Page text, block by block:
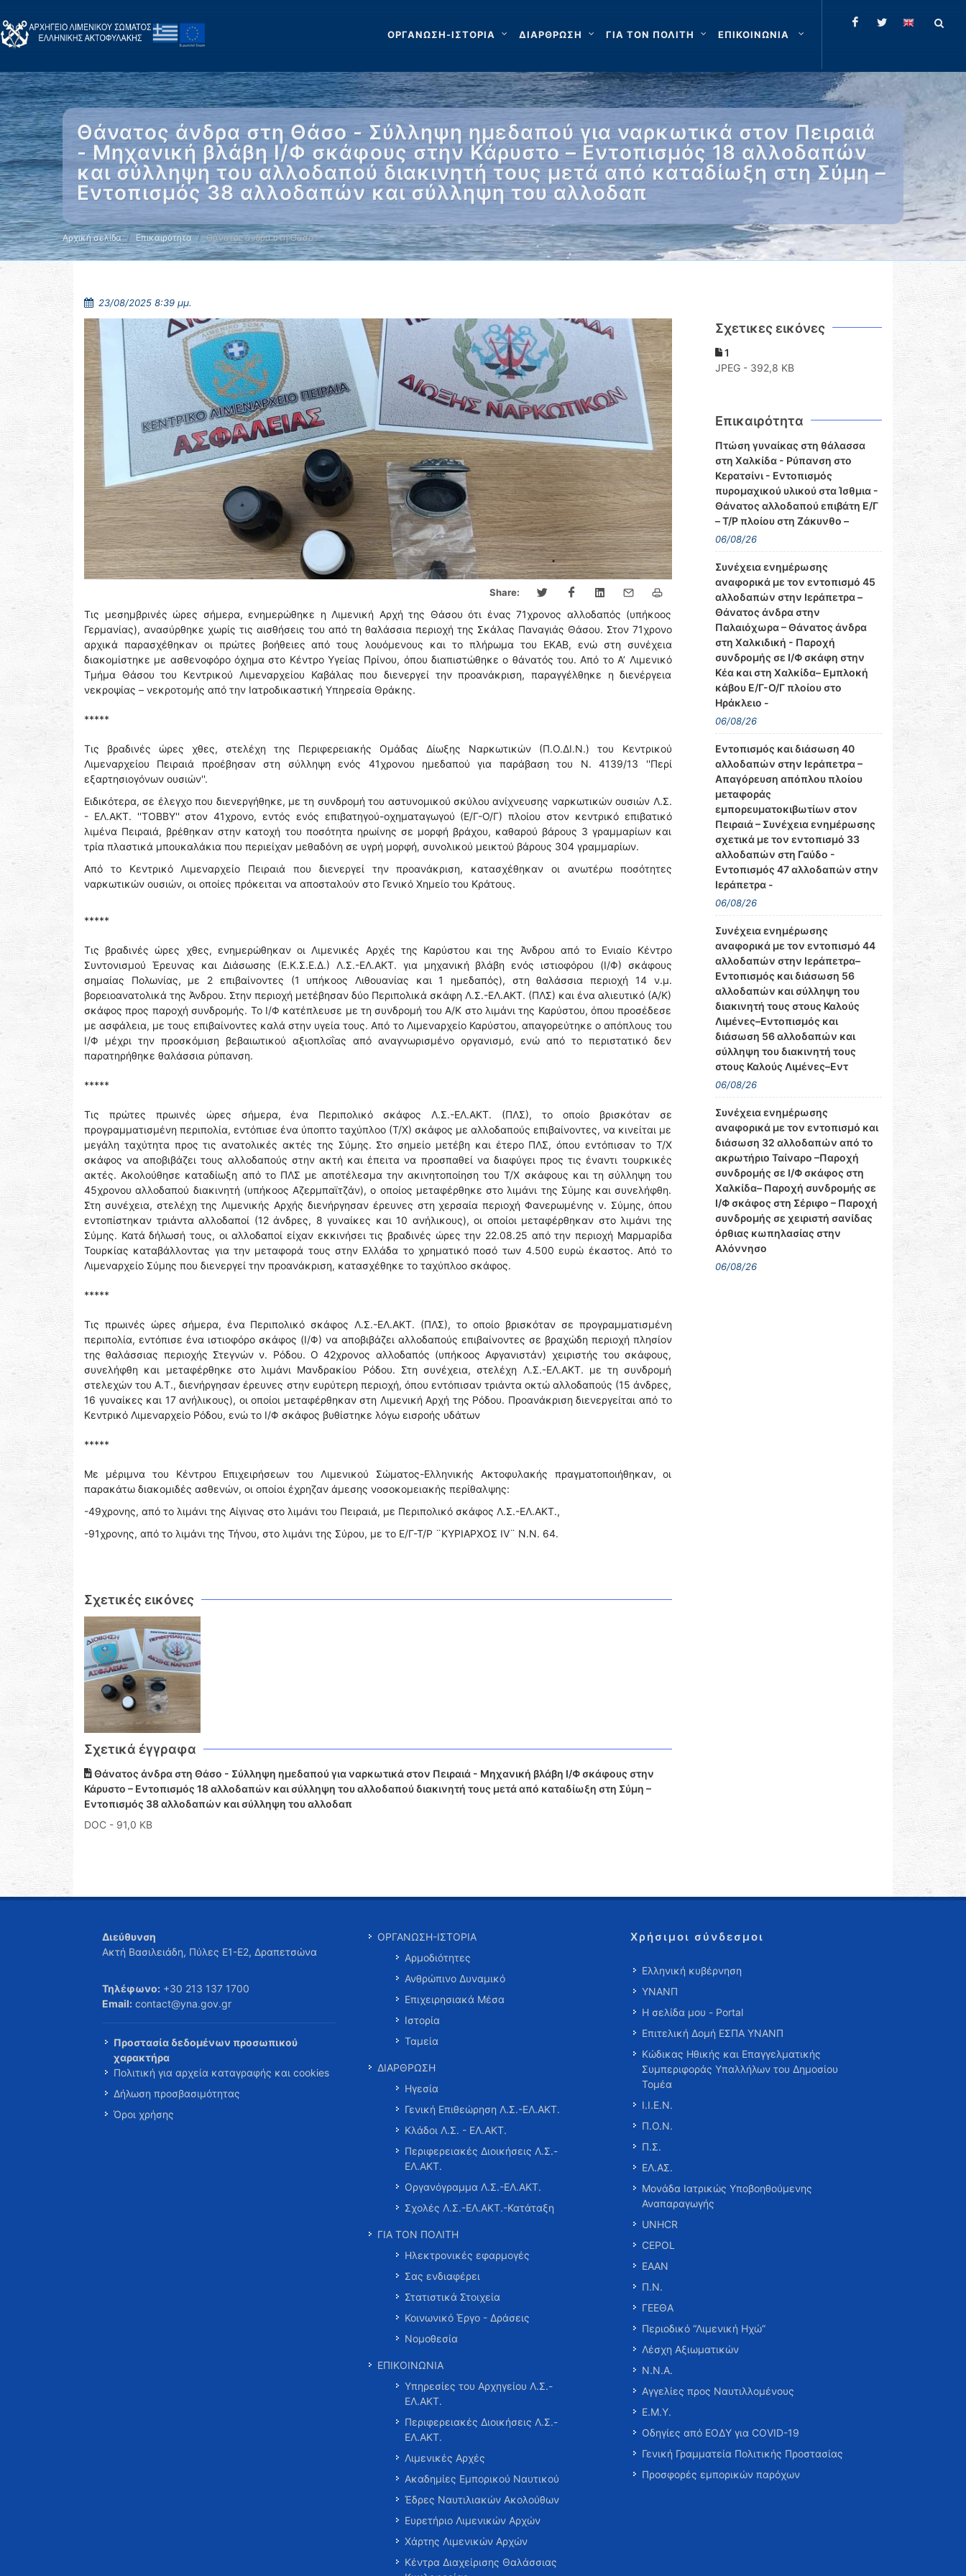
ΟΡΓΑΝΩΣΗ-ΙΣΤΟΡΙΑ ΔΙΑΡΘΡΩΣΗ ΓΙΑ ΤΟΝ ΠΟΛΙΤΗ ΕΠΙΚΟΙΝΩΝΙΑ
Θάνατος άνδρα στη Θάσο - Σύλληψη ημεδαπού για ναρκωτικά στον Πειραιά
- Μηχανική βλάβη Ι/Φ σκάφους στην Κάρυστο – Εντοπισμός 18 αλλοδαπών
και σύλληψη του αλλοδαπού διακινητή τους μετά από καταδίωξη στη Σύμη –
Εντοπισμός 38 αλλοδαπών και σύλληψη του αλλοδαπ
Αρχική σελίδα Επικαιρότητα Θάνατος άνδρα στη Θάσο …
23/08/2025 8:39 μμ.
Share:
Τις μεσημβρινές ώρες σήμερα, ενημερώθηκε η Λιμενική Αρχή της Θάσου ότι ένας 71χρονος αλλοδαπός (υπήκοος
Γερμανίας), ανασύρθηκε χωρίς τις αισθήσεις του από τη θαλάσσια περιοχή της Σκάλας Παναγιάς Θάσου. Στον 71χρονο
αρχικά παρασχέθηκαν οι πρώτες βοήθειες από τους λουόμενους και το πλήρωμα του ΕΚΑΒ, ενώ στη συνέχεια
διακομίστηκε με ασθενοφόρο όχημα στο Κέντρο Υγείας Πρίνου, όπου διαπιστώθηκε ο θάνατός του. Από το Α’ Λιμενικό
Τμήμα Θάσου του Κεντρικού Λιμεναρχείου Καβάλας που διενεργεί την προανάκριση, παραγγέλθηκε η διενέργεια
νεκροψίας – νεκροτομής από την Ιατροδικαστική Υπηρεσία Θράκης.
*****
Τις βραδινές ώρες χθες, στελέχη της Περιφερειακής Ομάδας Δίωξης Ναρκωτικών (Π.Ο.ΔΙ.Ν.) του Κεντρικού
Λιμεναρχείου Πειραιά προέβησαν στη σύλληψη ενός 41χρονου ημεδαπού για παράβαση του Ν. 4139/13 ''Περί
εξαρτησιογόνων ουσιών''.
Ειδικότερα, σε έλεγχο που διενεργήθηκε, με τη συνδρομή του αστυνομικού σκύλου ανίχνευσης ναρκωτικών ουσιών Λ.Σ.
- ΕΛ.ΑΚΤ. ''ΤΟΒΒΥ'' στον 41χρονο, εντός ενός επιβατηγού-οχηματαγωγού (Ε/Γ-Ο/Γ) πλοίου στον κεντρικό επιβατικό
λιμένα Πειραιά, βρέθηκαν στην κατοχή του ποσότητα ηρωίνης σε μορφή βράχου, καθαρού βάρους 3 γραμμαρίων και
τρία πλαστικά μπουκαλάκια που περιείχαν μεθαδόνη σε υγρή μορφή, συνολικού μεικτού βάρους 304 γραμμαρίων.
Από το Κεντρικό Λιμεναρχείο Πειραιά που διενεργεί την προανάκριση, κατασχέθηκαν οι ανωτέρω ποσότητες
ναρκωτικών ουσιών, οι οποίες πρόκειται να αποσταλούν στο Γενικό Χημείο του Κράτους.
*****
Τις βραδινές ώρες χθες, ενημερώθηκαν οι Λιμενικές Αρχές της Καρύστου και της Άνδρου από το Ενιαίο Κέντρο
Συντονισμού Έρευνας και Διάσωσης (Ε.Κ.Σ.Ε.Δ.) Λ.Σ.-ΕΛ.ΑΚΤ. για μηχανική βλάβη ενός ιστιοφόρου (Ι/Φ) σκάφους
σημαίας Πολωνίας, με 2 επιβαίνοντες (1 υπήκοος Λιθουανίας και 1 ημεδαπός), στη θαλάσσια περιοχή 14 ν.μ.
βορειοανατολικά της Άνδρου. Στην περιοχή μετέβησαν δύο Περιπολικά σκάφη Λ.Σ.-ΕΛ.ΑΚΤ. (ΠΛΣ) και ένα αλιευτικό (Α/Κ)
σκάφος προς παροχή συνδρομής. Το Ι/Φ κατέπλευσε με τη συνδρομή του Α/Κ στο λιμάνι της Καρύστου, όπου προσέδεσε
με ασφάλεια, με τους επιβαίνοντες καλά στην υγεία τους. Από το Λιμεναρχείο Καρύστου, απαγορεύτηκε ο απόπλους του
Ι/Φ μέχρι την προσκόμιση βεβαιωτικού αξιοπλοΐας από αναγνωρισμένο οργανισμό, ενώ από το περιστατικό δεν
παρατηρήθηκε θαλάσσια ρύπανση.
*****
Τις πρώτες πρωινές ώρες σήμερα, ένα Περιπολικό σκάφος Λ.Σ.-ΕΛ.ΑΚΤ. (ΠΛΣ), το οποίο βρισκόταν σε
προγραμματισμένη περιπολία, εντόπισε ένα ύποπτο ταχύπλοο (Τ/Χ) σκάφος με αλλοδαπούς επιβαίνοντες, να κινείται με
μεγάλη ταχύτητα προς τις ανατολικές ακτές της Σύμης. Στο σημείο μετέβη και έτερο ΠΛΣ, όπου εντόπισαν το Τ/Χ
σκάφος να αποβιβάζει τους αλλοδαπούς στην ακτή και έπειτα να προσπαθεί να διαφύγει προς τις έναντι τουρκικές
ακτές. Ακολούθησε καταδίωξη από το ΠΛΣ με αποτέλεσμα την ακινητοποίηση του Τ/Χ σκάφους και τη σύλληψη του
45χρονου αλλοδαπού διακινητή (υπήκοος Αζερμπαϊτζάν), ο οποίος μεταφέρθηκε στο λιμάνι της Σύμης και συνελήφθη.
Στη συνέχεια, στελέχη της Λιμενικής Αρχής διενήργησαν έρευνες στη χερσαία περιοχή Φανερωμένης ν. Σύμης, όπου
εντοπίστηκαν τριάντα αλλοδαποί (12 άνδρες, 8 γυναίκες και 10 ανήλικους), οι οποίοι μεταφέρθηκαν στο λιμάνι της
Σύμης. Κατά δήλωσή τους, οι αλλοδαποί είχαν εκκινήσει τις βραδινές ώρες την 22.08.25 από την περιοχή Μαρμαρίδα
Τουρκίας καταβάλλοντας για την μεταφορά τους στην Ελλάδα το χρηματικό ποσό των 4.500 ευρώ έκαστος. Από το
Λιμεναρχείο Σύμης που διενεργεί την προανάκριση, κατασχέθηκε το ταχύπλοο σκάφος.
*****
Τις πρωινές ώρες σήμερα, ένα Περιπολικό σκάφος Λ.Σ.-ΕΛ.ΑΚΤ. (ΠΛΣ), το οποίο βρισκόταν σε προγραμματισμένη
περιπολία, εντόπισε ένα ιστιοφόρο σκάφος (Ι/Φ) να αποβιβάζει αλλοδαπούς επιβαίνοντες σε βραχώδη περιοχή πλησίον
της θαλάσσιας περιοχής Στεγνών ν. Ρόδου. Ο 42χρονος αλλοδαπός (υπήκοος Αφγανιστάν) χειριστής του σκάφους,
συνελήφθη και μεταφέρθηκε στο λιμάνι Μανδρακίου Ρόδου. Στη συνέχεια, στελέχη Λ.Σ.-ΕΛ.ΑΚΤ. με τη συνδρομή
στελεχών του Α.Τ., διενήργησαν έρευνες στην ευρύτερη περιοχή, όπου εντόπισαν τριάντα οκτώ αλλοδαπούς (15 άνδρες,
16 γυναίκες και 17 ανήλικους), οι οποίοι μεταφέρθηκαν στη Λιμενική Αρχή της Ρόδου. Προανάκριση διενεργείται από το
Κεντρικό Λιμεναρχείο Ρόδου, ενώ το Ι/Φ σκάφος βυθίστηκε λόγω εισροής υδάτων
*****
Με μέριμνα του Κέντρου Επιχειρήσεων του Λιμενικού Σώματος-Ελληνικής Ακτοφυλακής πραγματοποιήθηκαν, οι
παρακάτω διακομιδές ασθενών, οι οποίοι έχρηζαν άμεσης νοσοκομειακής περίθαλψης:
-49χρονης, από το λιμάνι της Αίγινας στο λιμάνι του Πειραιά, με Περιπολικό σκάφος Λ.Σ.-ΕΛ.ΑΚΤ.,
-91χρονης, από το λιμάνι της Τήνου, στο λιμάνι της Σύρου, με το Ε/Γ-Τ/Ρ ¨ΚΥΡΙΑΡΧΟΣ ΙV¨ Ν.Ν. 64.
Σχετικές εικόνες
Σχετικά έγγραφα
Θάνατος άνδρα στη Θάσο - Σύλληψη ημεδαπού για ναρκωτικά στον Πειραιά - Μηχανική βλάβη Ι/Φ σκάφους στην
Κάρυστο – Εντοπισμός 18 αλλοδαπών και σύλληψη του αλλοδαπού διακινητή τους μετά από καταδίωξη στη Σύμη –
Εντοπισμός 38 αλλοδαπών και σύλληψη του αλλοδαπ
DOC - 91,0 KB
Σχετικες εικόνες
1
JPEG - 392,8 KB
Επικαιρότητα
Πτώση γυναίκας στη θάλασσα
στη Χαλκίδα - Ρύπανση στο
Κερατσίνι - Εντοπισμός
πυρομαχικού υλικού στα Ίσθμια -
Θάνατος αλλοδαπού επιβάτη Ε/Γ
– Τ/Ρ πλοίου στη Ζάκυνθο –
06/08/26
Συνέχεια ενημέρωσης
αναφορικά με τον εντοπισμό 45
αλλοδαπών στην Ιεράπετρα –
Θάνατος άνδρα στην
Παλαιόχωρα – Θάνατος άνδρα
στη Χαλκιδική - Παροχή
συνδρομής σε Ι/Φ σκάφη στην
Κέα και στη Χαλκίδα– Εμπλοκή
κάβου Ε/Γ-Ο/Γ πλοίου στο
Ηράκλειο -
06/08/26
Εντοπισμός και διάσωση 40
αλλοδαπών στην Ιεράπετρα –
Απαγόρευση απόπλου πλοίου
μεταφοράς
εμπορευματοκιβωτίων στον
Πειραιά – Συνέχεια ενημέρωσης
σχετικά με τον εντοπισμό 33
αλλοδαπών στη Γαύδο -
Εντοπισμός 47 αλλοδαπών στην
Ιεράπετρα -
06/08/26
Συνέχεια ενημέρωσης
αναφορικά με τον εντοπισμό 44
αλλοδαπών στην Ιεράπετρα–
Εντοπισμός και διάσωση 56
αλλοδαπών και σύλληψη του
διακινητή τους στους Καλούς
Λιμένες–Εντοπισμός και
διάσωση 56 αλλοδαπών και
σύλληψη του διακινητή τους
στους Καλούς Λιμένες–Εντ
06/08/26
Συνέχεια ενημέρωσης
αναφορικά με τον εντοπισμό και
διάσωση 32 αλλοδαπών από το
ακρωτήριο Ταίναρο –Παροχή
συνδρομής σε Ι/Φ σκάφος στη
Χαλκίδα– Παροχή συνδρομής σε
Ι/Φ σκάφος στη Σέριφο – Παροχή
συνδρομής σε χειριστή σανίδας
όρθιας κωπηλασίας στην
Αλόννησο
06/08/26
Διεύθυνση
Ακτή Βασιλειάδη, Πύλες Ε1-Ε2, Δραπετσώνα
Τηλέφωνο: +30 213 137 1700
Email: contact@yna.gov.gr
Προστασία δεδομένων προσωπικού
χαρακτήρα
Πολιτική για αρχεία καταγραφής και cookies
Δήλωση προσβασιμότητας
Όροι χρήσης
ΟΡΓΑΝΩΣΗ-ΙΣΤΟΡΙΑ
Αρμοδιότητες
Ανθρώπινο Δυναμικό
Επιχειρησιακά Μέσα
Ιστορία
Ταμεία
ΔΙΑΡΘΡΩΣΗ
Ηγεσία
Γενική Επιθεώρηση Λ.Σ.-ΕΛ.ΑΚΤ.
Κλάδοι Λ.Σ. - ΕΛ.ΑΚΤ.
Περιφερειακές Διοικήσεις Λ.Σ.-
ΕΛ.ΑΚΤ.
Οργανόγραμμα Λ.Σ.-ΕΛ.ΑΚΤ.
Σχολές Λ.Σ.-ΕΛ.ΑΚΤ.-Κατάταξη
ΓΙΑ ΤΟΝ ΠΟΛΙΤΗ
Ηλεκτρονικές εφαρμογές
Σας ενδιαφέρει
Στατιστικά Στοιχεία
Κοινωνικό Έργο - Δράσεις
Νομοθεσία
ΕΠΙΚΟΙΝΩΝΙΑ
Υπηρεσίες του Αρχηγείου Λ.Σ.-
ΕΛ.ΑΚΤ.
Περιφερειακές Διοικήσεις Λ.Σ.-
ΕΛ.ΑΚΤ.
Λιμενικές Αρχές
Ακαδημίες Εμπορικού Ναυτικού
Έδρες Ναυτιλιακών Ακολούθων
Ευρετήριο Λιμενικών Αρχών
Χάρτης Λιμενικών Αρχών
Κέντρα Διαχείρισης Θαλάσσιας
Χρήσιμοι σύνδεσμοι
Ελληνική κυβέρνηση
ΥΝΑΝΠ
Η σελίδα μου - Portal
Επιτελική Δομή ΕΣΠΑ ΥΝΑΝΠ
Κώδικας Ηθικής και Επαγγελματικής
Συμπεριφοράς Υπαλλήλων του Δημοσίου
Τομέα
Ι.Ι.Ε.Ν.
Π.Ο.Ν.
Π.Σ.
ΕΛ.ΑΣ.
Μονάδα Ιατρικώς Υποβοηθούμενης
Αναπαραγωγής
UNHCR
CEPOL
ΕΑΑΝ
Π.Ν.
ΓΕΕΘΑ
Περιοδικό “Λιμενική Ηχώ”
Λέσχη Αξιωματικών
Ν.Ν.Α.
Αγγελίες προς Ναυτιλλομένους
Ε.Μ.Υ.
Οδηγίες από ΕΟΔΥ για COVID-19
Γενική Γραμματεία Πολιτικής Προστασίας
Προσφορές εμπορικών παρόχων